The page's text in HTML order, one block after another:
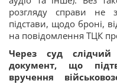
розгляду справи не
підстави, щодо броні,
на повідомлення ТЦК
Через суд
документ, що
вручення